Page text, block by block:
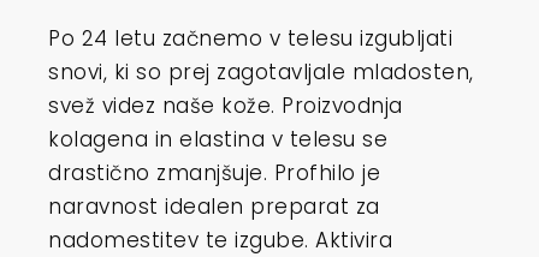
Po 24 letu začnemo v telesu izgubljati
snovi, ki so prej zagotavljale mladosten,
svež videz naše kože. Proizvodnja
kolagena in elastina v telesu se
drastično zmanjšuje. Profhilo je
naravnost idealen preparat za
nadomestitev te izgube. Aktivira